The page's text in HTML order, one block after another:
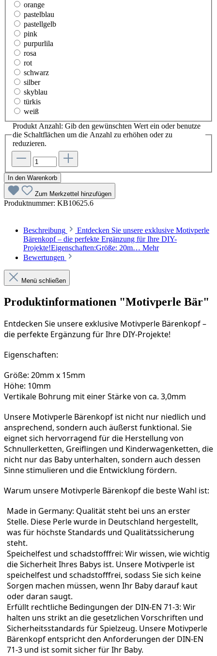
orange
pastelblau
pastellgelb
pink
purpurlila
rosa
rot
schwarz
silber
skyblau
türkis
weiß
Produkt Anzahl: Gib den gewünschten Wert ein oder benutze
die Schaltflächen um die Anzahl zu erhöhen oder zu
reduzieren.
In den Warenkorb
Zum Merkzettel hinzufügen
Produktnummer: KB10625.6
Beschreibung
Entdecken Sie unsere exklusive Motivperle
Bärenkopf – die perfekte Ergänzung für Ihre DIY-
Projekte!Eigenschaften:Größe: 20m… Mehr
Bewertungen
Menü schließen
Produktinformationen "Motivperle Bär"
Entdecken Sie unsere exklusive Motivperle Bärenkopf –
die perfekte Ergänzung für Ihre DIY-Projekte!
Eigenschaften:
Größe: 20mm x 15mm
Höhe: 10mm
Vertikale Bohrung mit einer Stärke von ca. 3,0mm
Unsere Motivperle Bärenkopf ist nicht nur niedlich und
ansprechend, sondern auch äußerst funktional. Sie
eignet sich hervorragend für die Herstellung von
Schnullerketten, Greiflingen und Kinderwagenketten, die
nicht nur das Baby unterhalten, sondern auch dessen
Sinne stimulieren und die Entwicklung fördern.
Warum unsere Motivperle Bärenkopf die beste Wahl ist:
Made in Germany: Qualität steht bei uns an erster
Stelle. Diese Perle wurde in Deutschland hergestellt,
was für höchste Standards und Qualitätssicherung
steht.
Speichelfest und schadstofffrei: Wir wissen, wie wichtig
die Sicherheit Ihres Babys ist. Unsere Motivperle ist
speichelfest und schadstofffrei, sodass Sie sich keine
Sorgen machen müssen, wenn Ihr Baby darauf kaut
oder daran saugt.
Erfüllt rechtliche Bedingungen der DIN-EN 71-3: Wir
halten uns strikt an die gesetzlichen Vorschriften und
Sicherheitsstandards für Spielzeug. Unsere Motivperle
Bärenkopf entspricht den Anforderungen der DIN-EN
71-3 und ist somit sicher für Ihr Baby.